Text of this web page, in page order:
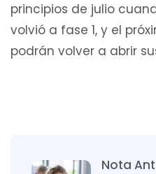
principios de julio
volvió a fase 1, y el
podrán volver a abrir
Nota